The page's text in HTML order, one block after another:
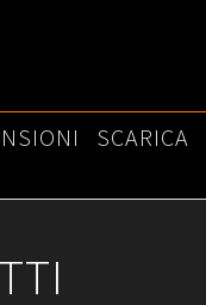
SCARICA